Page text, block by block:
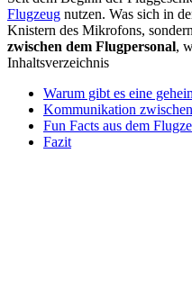
Flugzeug nutzen. Was sich in
Knistern des Mikrofons,
zwischen dem Flugpersonal,
Inhaltsverzeichnis
Warum gibt es eine
Kommunikation
Fun Facts aus dem
Fazit